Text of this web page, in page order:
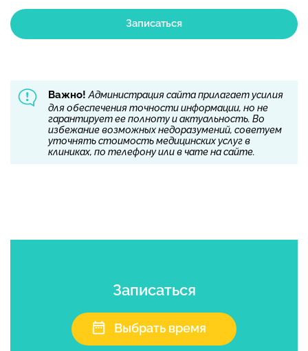
Записаться
Важно! Администрация сайта прилагает усилия
для обеспечения точности информации, но не
гарантирует ее полноту и актуальность. Во
избежание возможных недоразумений, советуем
уточнять стоимость медицинских услуг в
клиниках, по телефону или в чате на сайте.
Записаться
Выбрать время